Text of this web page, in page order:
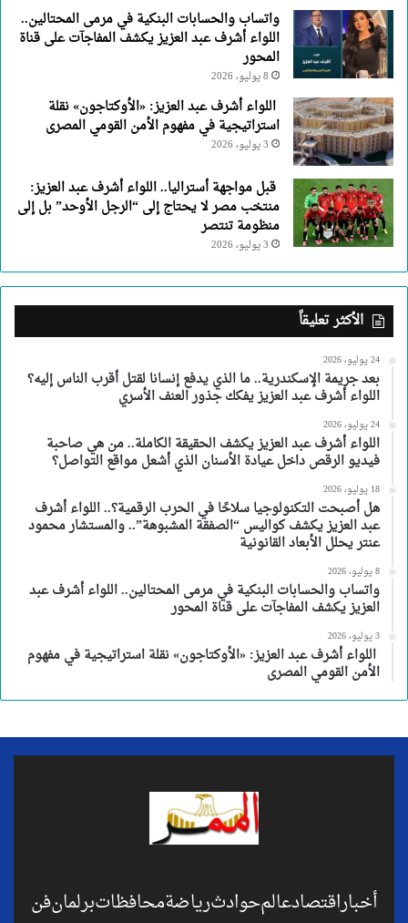
واتساب والحسابات البنكية في مرمى المحتالين..
اللواء أشرف عبد العزيز يكشف المفاجآت على قناة
المحور
8 يوليو، 2026
اللواء أشرف عبد العزيز: «الأوكتاجون» نقلة
استراتيجية في مفهوم الأمن القومي المصرى
3 يوليو، 2026
قبل مواجهة أستراليا.. اللواء أشرف عبد العزيز:
منتخب مصر لا يحتاج إلى “الرجل الأوحد” بل إلى
منظومة تنتصر
3 يوليو، 2026
الأكثر تعليقاً
24 يوليو، 2026
بعد جريمة الإسكندرية.. ما الذي يدفع إنسانا لقتل أقرب الناس إليه؟
اللواء أشرف عبد العزيز يفكك جذور العنف الأسري
24 يوليو، 2026
اللواء أشرف عبد العزيز يكشف الحقيقة الكاملة.. من هي صاحبة
فيديو الرقص داخل عيادة الأسنان الذي أشعل مواقع التواصل؟
18 يوليو، 2026
هل أصبحت التكنولوجيا سلاحًا في الحرب الرقمية؟.. اللواء أشرف
عبد العزيز يكشف كواليس “الصفقة المشبوهة”.. والمستشار محمود
عنتر يحلل الأبعاد القانونية
8 يوليو، 2026
واتساب والحسابات البنكية في مرمى المحتالين.. اللواء أشرف عبد
العزيز يكشف المفاجآت على قناة المحور
3 يوليو، 2026
اللواء أشرف عبد العزيز: «الأوكتاجون» نقلة استراتيجية في مفهوم
الأمن القومي المصرى
أخباراقتصادعالمحوادثرياضةمحافظاتبرلمانفن